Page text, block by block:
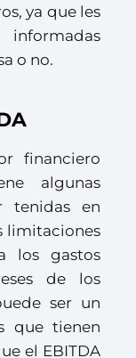
ya que les
o no.
financiero
algunas
tenidas en
limitaciones
los gastos
de los
ser un
que tienen
el EBITDA